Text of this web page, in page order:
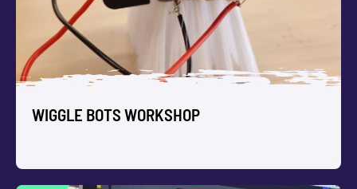
themadag vol kunst/techniek workshops voor kinderen.
Een feestelijke tentoonstelling aan het eind is mogelijk.
WIGGLE BOTS WORKSHOP